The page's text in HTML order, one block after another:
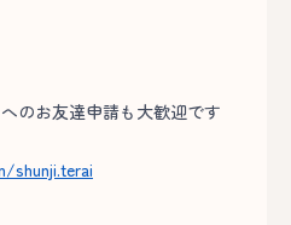
のお友達申請も大歓迎です
shunji.terai